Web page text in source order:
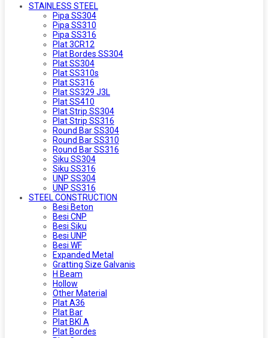
STAINLESS STEEL
Pipa SS304
Pipa SS310
Pipa SS316
Plat 3CR12
Plat Bordes SS304
Plat SS304
Plat SS310s
Plat SS316
Plat SS329 J3L
Plat SS410
Plat Strip SS304
Plat Strip SS316
Round Bar SS304
Round Bar SS310
Round Bar SS316
Siku SS304
Siku SS316
UNP SS304
UNP SS316
STEEL CONSTRUCTION
Besi Beton
Besi CNP
Besi Siku
Besi UNP
Besi WF
Expanded Metal
Gratting Size Galvanis
H Beam
Hollow
Other Material
Plat A36
Plat Bar
Plat BKI A
Plat Bordes